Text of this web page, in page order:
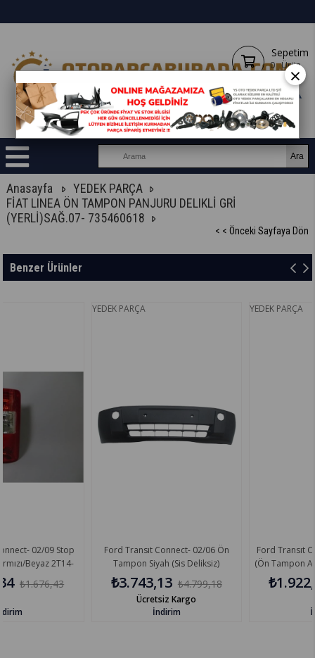
Sepetim
0 Ürün
Anasayfa
YEDEK PARÇA
FİAT LINEA ÖN TAMPON PANJURU DELIKLİ GRİ
(YERLİ)SAĞ.07- 735460618
< < Önceki Sayfaya Dön
Benzer Ürünler
Stop
2T14-
YEDEK PARÇA
Ford Transıt Connect- 02/06 Ön
Tampon Siyah (Sis Deliksiz)
(Eurobump/Tyg) 1378137
₺3.743,13 ₺4.799,18
Ücretsiz Kargo
YEDEK PARÇA
Ford Transıt Connect- 02/
(Ön Tampon Altı) (Spoıler)
₺1.922,14
×